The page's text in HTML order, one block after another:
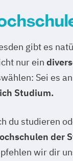
gibt es
nur ein
Sei es
Studium.
du studieren
der
wir dir